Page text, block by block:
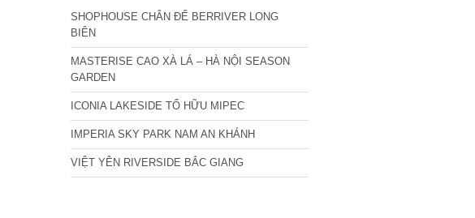
SHOPHOUSE CHÂN ĐẾ BERRIVER LONG
BIÊN
MASTERISE CAO XÀ LÁ – HÀ NỘI SEASON
GARDEN
ICONIA LAKESIDE TỐ HỮU MIPEC
IMPERIA SKY PARK NAM AN KHÁNH
VIỆT YÊN RIVERSIDE BẮC GIANG